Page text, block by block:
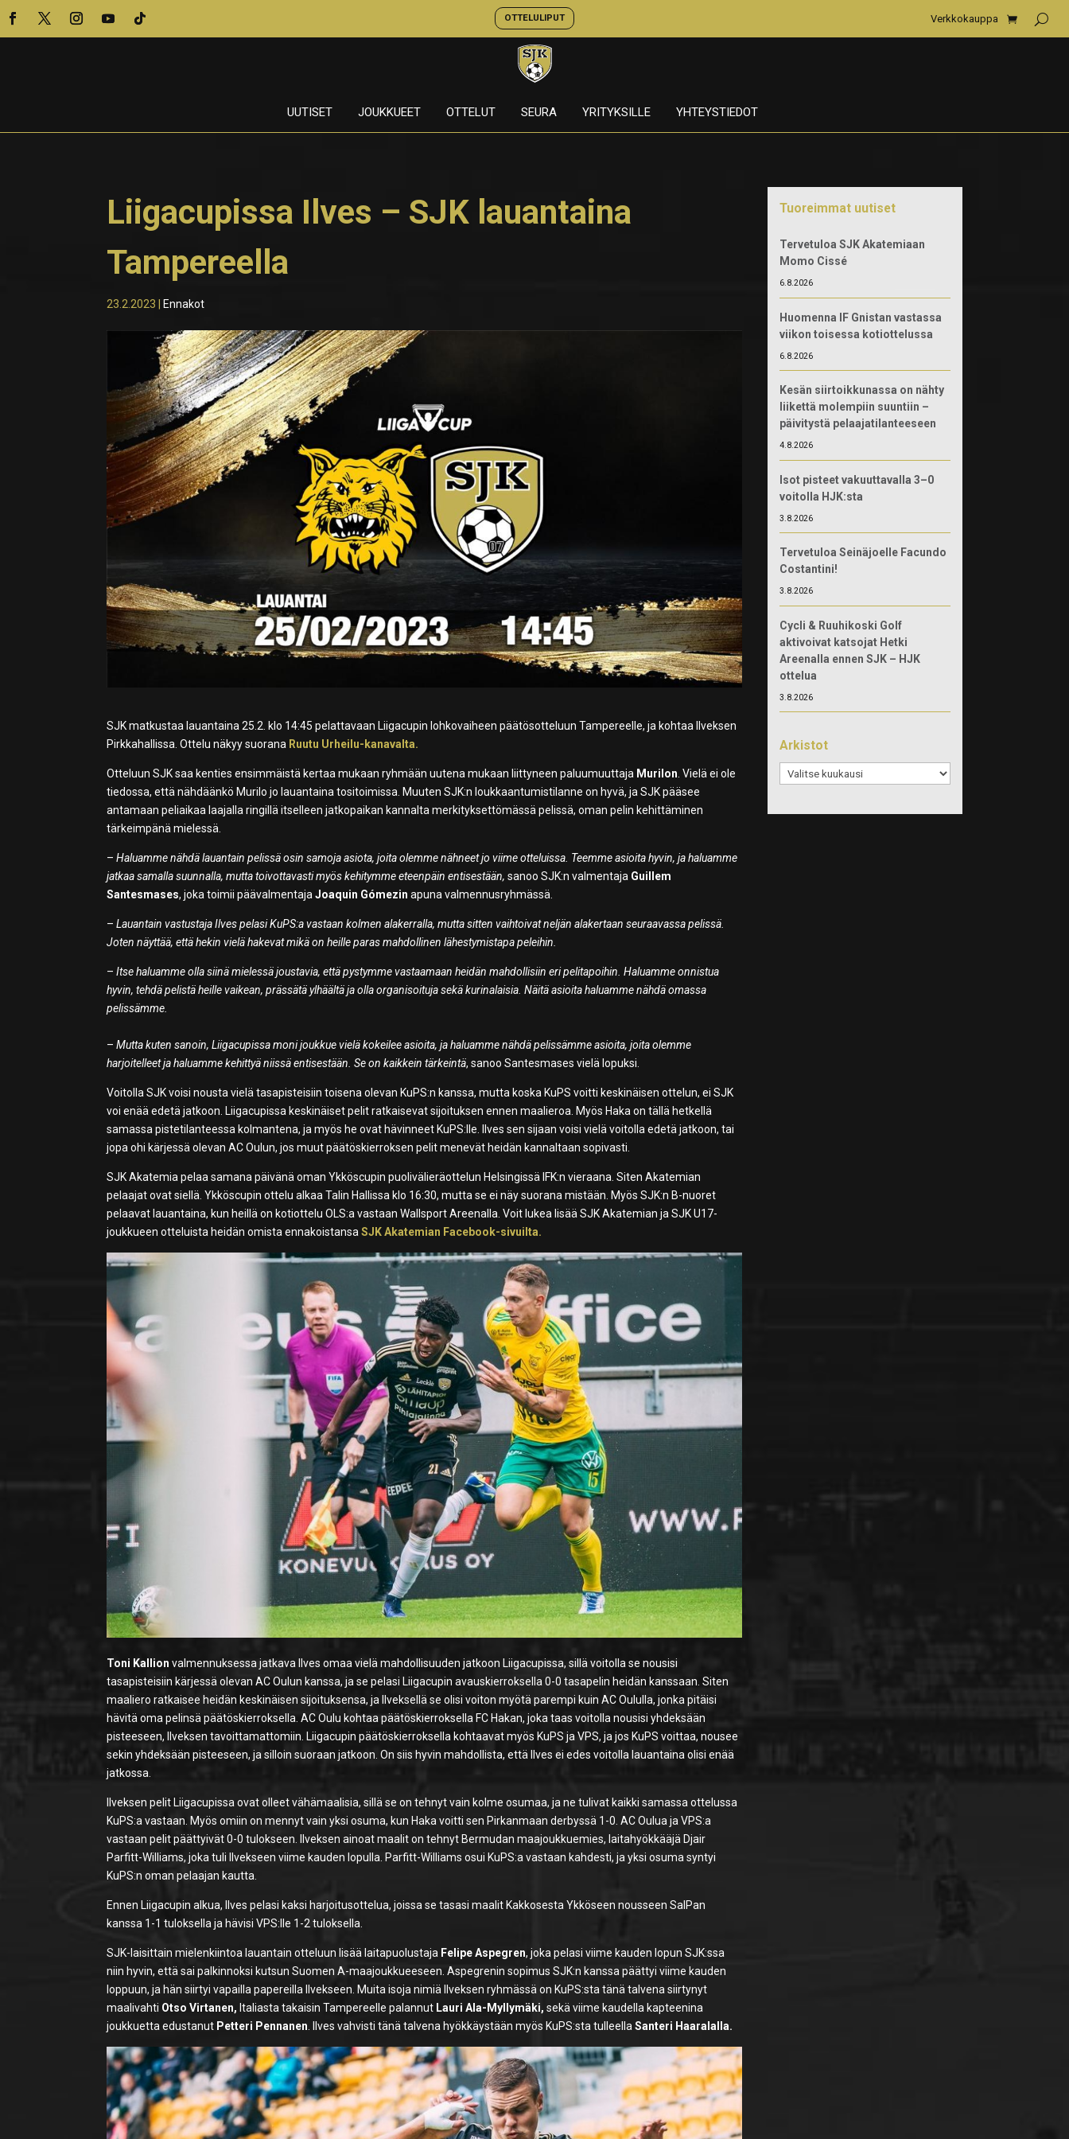
OTTELULIPUT Verkkokauppa
UUTISET JOUKKUEET OTTELUT SEURA YRITYKSILLE YHTEYSTIEDOT
Liigacupissa Ilves – SJK lauantaina
Tampereella
23.2.2023 Ennakot
SJK matkustaa lauantaina 25.2. klo 14:45 pelattavaan Liigacupin lohkovaiheen päätösotteluun Tampereelle, ja kohtaa Ilveksen
Pirkkahallissa. Ottelu näkyy suorana Ruutu Urheilu-kanavalta.
Otteluun SJK saa kenties ensimmäistä kertaa mukaan ryhmään uutena mukaan liittyneen paluumuuttaja Murilon. Vielä ei ole
tiedossa, että nähdäänkö Murilo jo lauantaina tositoimissa. Muuten SJK:n loukkaantumistilanne on hyvä, ja SJK pääsee
antamaan peliaikaa laajalla ringillä itselleen jatkopaikan kannalta merkityksettömässä pelissä, oman pelin kehittäminen
tärkeimpänä mielessä.
–Haluamme nähdä lauantain pelissä osin samoja asiota, joita olemme nähneet jo viime otteluissa. Teemme asioita hyvin, ja haluamme
jatkaa samalla suunnalla, mutta toivottavasti myös kehitymme eteenpäin entisestään, sanoo SJK:n valmentaja Guillem
Santesmases, joka toimii päävalmentajaJoaquin Gómezin apuna valmennusryhmässä.
–Lauantain vastustaja Ilves pelasi KuPS:a vastaan kolmen alakerralla, mutta sitten vaihtoivat neljän alakertaan seuraavassa pelissä.
Joten näyttää, että hekin vielä hakevat mikä on heille paras mahdollinen lähestymistapa peleihin.
–Itse haluamme olla siinä mielessä joustavia, että pystymme vastaamaan heidän mahdollisiin eri pelitapoihin. Haluamme onnistua
hyvin, tehdä pelistä heille vaikean, prässätä ylhäältä ja olla organisoituja sekä kurinalaisia. Näitä asioita haluamme nähdä omassa
pelissämme.
–Mutta kuten sanoin, Liigacupissa moni joukkue vielä kokeilee asioita, ja haluamme nähdä pelissämme asioita, joita olemme
harjoitelleet ja haluamme kehittyä niissä entisestään. Se on kaikkein tärkeintä, sanoo Santesmases vielä lopuksi.
Voitolla SJK voisi nousta vielä tasapisteisiin toisena olevan KuPS:n kanssa, mutta koska KuPS voitti keskinäisen ottelun, ei SJK
voi enää edetä jatkoon. Liigacupissa keskinäiset pelit ratkaisevat sijoituksen ennen maalieroa. Myös Haka on tällä hetkellä
samassa pistetilanteessa kolmantena, ja myös he ovat hävinneet KuPS:lle. Ilves sen sijaan voisi vielä voitolla edetä jatkoon, tai
jopa ohi kärjessä olevan AC Oulun, jos muut päätöskierroksen pelit menevät heidän kannaltaan sopivasti.
SJK Akatemia pelaa samana päivänä oman Ykköscupin puolivälieräottelun Helsingissä IFK:n vieraana. Siten Akatemian
pelaajat ovat siellä. Ykköscupin ottelu alkaa Talin Hallissa klo 16:30, mutta se ei näy suorana mistään. Myös SJK:n B-nuoret
pelaavat lauantaina, kun heillä on kotiottelu OLS:a vastaan Wallsport Areenalla. Voit lukea lisää SJK Akatemian ja SJK U17-
joukkueen otteluista heidän omista ennakoistansaSJK Akatemian Facebook-sivuilta.
Toni Kallion valmennuksessa jatkava Ilves omaa vielä mahdollisuuden jatkoon Liigacupissa, sillä voitolla se nousisi
tasapisteisiin kärjessä olevan AC Oulun kanssa, ja se pelasi Liigacupin avauskierroksella 0-0 tasapelin heidän kanssaan. Siten
maaliero ratkaisee heidän keskinäisen sijoituksensa, ja Ilveksellä se olisi voiton myötä parempi kuin AC Oululla, jonka pitäisi
hävitä oma pelinsä päätöskierroksella. AC Oulu kohtaa päätöskierroksella FC Hakan, joka taas voitolla nousisi yhdeksään
pisteeseen, Ilveksen tavoittamattomiin. Liigacupin päätöskierroksella kohtaavat myös KuPS ja VPS, ja jos KuPS voittaa, nousee
sekin yhdeksään pisteeseen, ja silloin suoraan jatkoon. On siis hyvin mahdollista, että Ilves ei edes voitolla lauantaina olisi enää
jatkossa.
Ilveksen pelit Liigacupissa ovat olleet vähämaalisia, sillä se on tehnyt vain kolme osumaa, ja ne tulivat kaikki samassa ottelussa
KuPS:a vastaan. Myös omiin on mennyt vain yksi osuma, kun Haka voitti sen Pirkanmaan derbyssä 1-0. AC Oulua ja VPS:a
vastaan pelit päättyivät 0-0 tulokseen. Ilveksen ainoat maalit on tehnyt Bermudan maajoukkuemies, laitahyökkääjä Djair
Parfitt-Williams, joka tuli Ilvekseen viime kauden lopulla. Parfitt-Williams osui KuPS:a vastaan kahdesti, ja yksi osuma syntyi
KuPS:n oman pelaajan kautta.
Ennen Liigacupin alkua, Ilves pelasi kaksi harjoitusottelua, joissa se tasasi maalit Kakkosesta Ykköseen nousseen SalPan
kanssa 1-1 tuloksella ja hävisi VPS:lle 1-2 tuloksella.
SJK-laisittain mielenkiintoa lauantain otteluun lisää laitapuolustaja Felipe Aspegren, joka pelasi viime kauden lopun SJK:ssa
niin hyvin, että sai palkinnoksi kutsun Suomen A-maajoukkueeseen. Aspegrenin sopimus SJK:n kanssa päättyi viime kauden
loppuun, ja hän siirtyi vapailla papereilla Ilvekseen. Muita isoja nimiä Ilveksen ryhmässä on KuPS:sta tänä talvena siirtynyt
maalivahti Otso Virtanen, Italiasta takaisin Tampereelle palannut Lauri Ala-Myllymäki, sekä viime kaudella kapteenina
joukkuetta edustanut Petteri Pennanen . Ilves vahvisti tänä talvena hyökkäystään myös KuPS:sta tulleellaSanteri Haaralalla.
Tuoreimmat uutiset
Tervetuloa SJK Akatemiaan
Momo Cissé
6.8.2026
Huomenna IF Gnistan vastassa
viikon toisessa kotiottelussa
6.8.2026
Kesän siirtoikkunassa on nähty
liikettä molempiin suuntiin –
päivitystä pelaajatilanteeseen
4.8.2026
Isot pisteet vakuuttavalla 3–0
voitolla HJK:sta
3.8.2026
Tervetuloa Seinäjoelle Facundo
Costantini!
3.8.2026
Cycli & Ruuhikoski Golf
aktivoivat katsojat Hetki
Areenalla ennen SJK – HJK
ottelua
3.8.2026
Arkistot
Arkistot